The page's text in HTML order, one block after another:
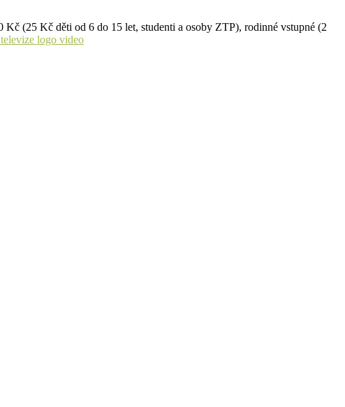
(25 Kč děti od 6 do 15 let, studenti a osoby ZTP), rodinné vstupné (2